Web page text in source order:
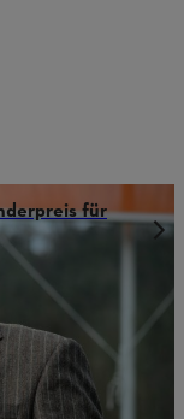
für